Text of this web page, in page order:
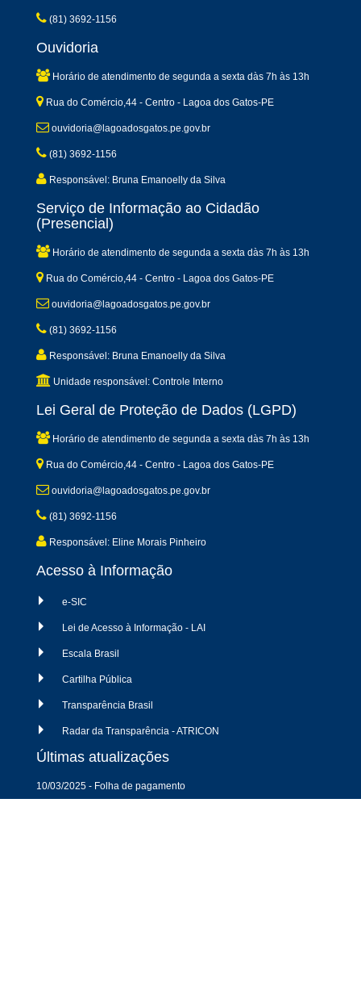
(81) 3692-1156
Ouvidoria
Horário de atendimento de segunda a sexta dàs 7h às 13h
Rua do Comércio,44 - Centro - Lagoa dos Gatos-PE
ouvidoria@lagoadosgatos.pe.gov.br
(81) 3692-1156
Responsável: Bruna Emanoelly da Silva
Serviço de Informação ao Cidadão
(Presencial)
Horário de atendimento de segunda a sexta dàs 7h às 13h
Rua do Comércio,44 - Centro - Lagoa dos Gatos-PE
ouvidoria@lagoadosgatos.pe.gov.br
(81) 3692-1156
Responsável: Bruna Emanoelly da Silva
Unidade responsável: Controle Interno
Lei Geral de Proteção de Dados (LGPD)
Horário de atendimento de segunda a sexta dàs 7h às 13h
Rua do Comércio,44 - Centro - Lagoa dos Gatos-PE
ouvidoria@lagoadosgatos.pe.gov.br
(81) 3692-1156
Responsável: Eline Morais Pinheiro
Acesso à Informação
e-SIC
Lei de Acesso à Informação - LAI
Escala Brasil
Cartilha Pública
Transparência Brasil
Radar da Transparência - ATRICON
Últimas atualizações
10/03/2025 - Folha de pagamento